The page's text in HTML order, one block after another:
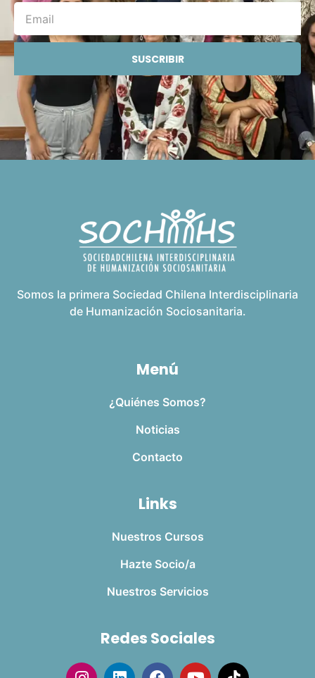
SUSCRIBIR
Somos la primera Sociedad Chilena Interdisciplinaria
de Humanización Sociosanitaria.
Menú
¿Quiénes Somos?
Noticias
Contacto
Links
Nuestros Cursos
Hazte Socio/a
Nuestros Servicios
Redes Sociales